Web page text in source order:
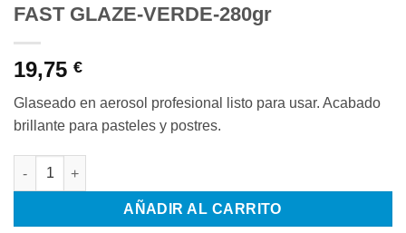
FAST GLAZE-VERDE-280gr
19,75 €
Glaseado en aerosol profesional listo para usar. Acabado
brillante para pasteles y postres.
FAST GLAZE-VERDE-280gr cantidad
AÑADIR AL CARRITO